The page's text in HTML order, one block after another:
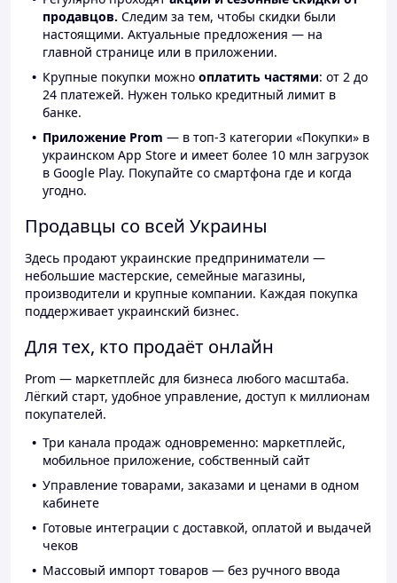
продавцов. Следим за тем, чтобы скидки были
настоящими. Актуальные предложения — на
главной странице или в приложении.
Крупные покупки можно оплатить частями: от 2 до
24 платежей. Нужен только кредитный лимит в
банке.
Приложение Prom — в топ-3 категории «Покупки» в
украинском App Store и имеет более 10 млн загрузок
в Google Play. Покупайте со смартфона где и когда
угодно.
Продавцы со всей Украины
Здесь продают украинские предприниматели —
небольшие мастерские, семейные магазины,
производители и крупные компании. Каждая покупка
поддерживает украинский бизнес.
Для тех, кто продаёт онлайн
Prom — маркетплейс для бизнеса любого масштаба.
Лёгкий старт, удобное управление, доступ к миллионам
покупателей.
Три канала продаж одновременно: маркетплейс,
мобильное приложение, собственный сайт
Управление товарами, заказами и ценами в одном
кабинете
Готовые интеграции с доставкой, оплатой и выдачей
чеков
Массовый импорт товаров — без ручного ввода